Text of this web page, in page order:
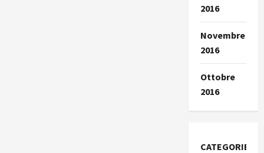
2016
Novembre
2016
Ottobre
2016
CATEGORIE